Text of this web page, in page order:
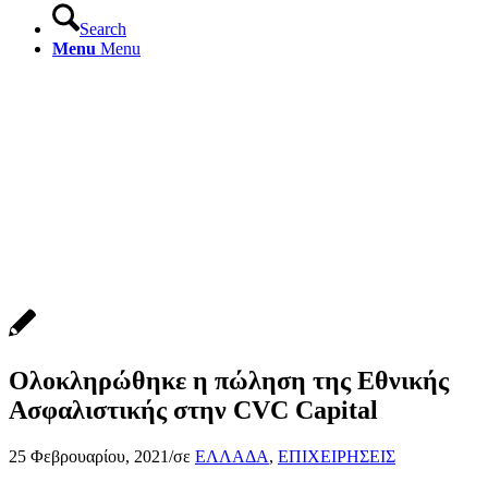
Search
Menu Menu
Ολοκληρώθηκε η πώληση της Εθνικής
Ασφαλιστικής στην CVC Capital
25 Φεβρουαρίου, 2021/σε ΕΛΛΑΔΑ, ΕΠΙΧΕΙΡΗΣΕΙΣ